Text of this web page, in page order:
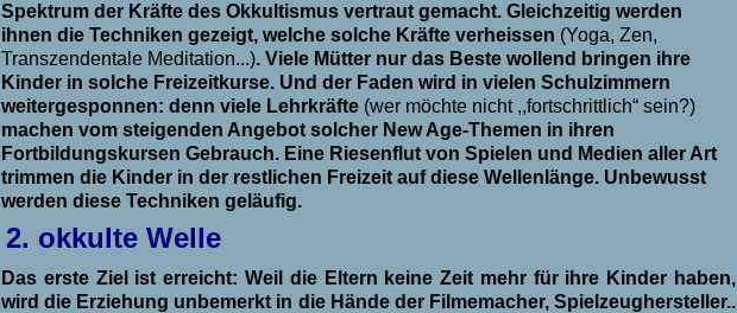
Spektrum der Kräfte des Okkultismus vertraut gemacht. Gleichzeitig werden
ihnen die Techniken gezeigt, welche solche Kräfte verheissen (Yoga, Zen,
Transzendentale Meditation...). Viele Mütter nur das Beste wollend bringen ihre
Kinder in solche Freizeitkurse. Und der Faden wird in vielen Schulzimmern
weitergesponnen: denn viele Lehrkräfte (wer möchte nicht ,,fortschrittlich“ sein?)
machen vom steigenden Angebot solcher New Age-Themen in ihren
Fortbildungskursen Gebrauch. Eine Riesenflut von Spielen und Medien aller Art
trimmen die Kinder in der restlichen Freizeit auf diese Wellenlänge. Unbewusst
werden diese Techniken geläufig.
2. okkulte Welle
Das erste Ziel ist erreicht: Weil die Eltern keine Zeit mehr für ihre Kinder haben,
wird die Erziehung unbemerkt in die Hände der Filmemacher, Spielzeughersteller..